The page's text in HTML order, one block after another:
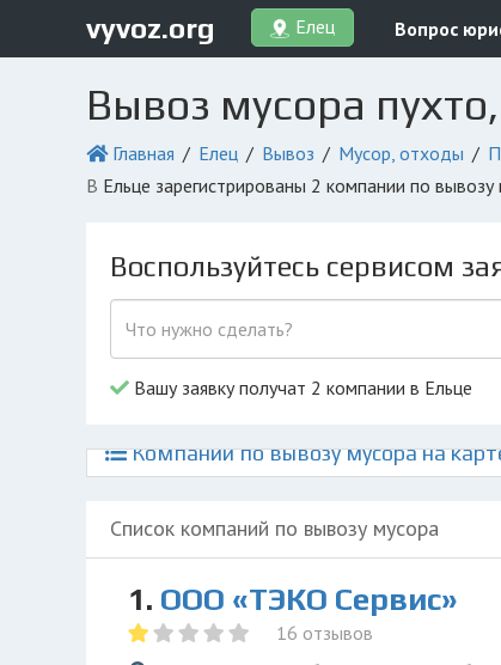
vyvoz.org Елец Вопрос
Вывоз мусора
Главная Елец Вывоз Мусор, отходы
в Ельце зарегистрированы 2 компании по
Воспользуйтесь сервисом
Вашу заявку получат 2 компании в Ельце
Компании по вывозу мусора на
Список компаний по вывозу мусора
1. ООО «ТЭКО Сервис»
16 отзывов